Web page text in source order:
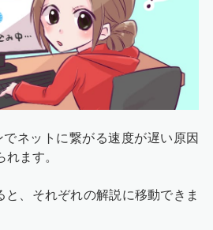
ネットに繋がる速度が遅い原因
ます。
と、それぞれの解説に移動できま